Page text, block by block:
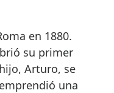
en 1880.
su primer
Arturo, se
una